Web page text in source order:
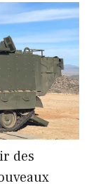
des